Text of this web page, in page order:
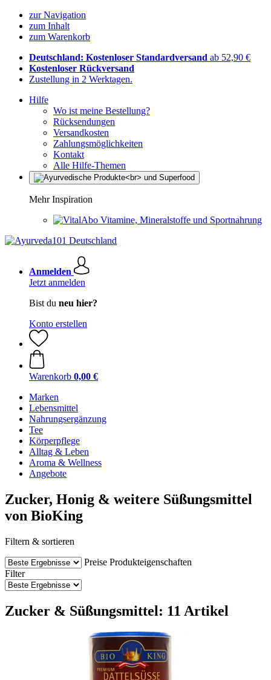
zur Navigation
zum Inhalt
zum Warenkorb
Deutschland: Kostenloser Standardversand ab 52,90 €
Kostenloser Rückversand
Zustellung in 2 Werktagen.
Hilfe
Wo ist meine Bestellung?
Rücksendungen
Versandkosten
Zahlungsmöglichkeiten
Kontakt
Alle Hilfe-Themen
Mehr Inspiration
Vitamine, Mineralstoffe und Sportnahrung
Anmelden
Jetzt anmelden
Bist du neu hier?
Konto erstellen
Warenkorb 0,00 €
Marken
Lebensmittel
Nahrungsergänzung
Tee
Körperpflege
Alltag & Leben
Aroma & Wellness
Angebote
Zucker, Honig & weitere Süßungsmittel
von BioKing
Filtern & sortieren
Preise Produkteigenschaften
Filter
Zucker & Süßungsmittel: 11 Artikel